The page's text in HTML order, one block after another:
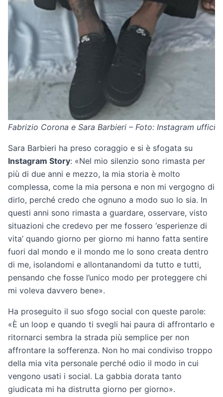
Fabrizio Corona e Sara Barbieri – Foto: Instagram
Sara Barbieri ha preso coraggio e si è sfogata su
Instagram Story: «Nel mio silenzio sono rimasta per
più di due anni e mezzo, la mia storia è molto
complessa, come la mia persona e non mi vergogno di
dirlo, perché credo che ognuno a modo suo lo sia. In
questi anni sono rimasta a guardare, osservare, visto
situazioni che credevo per me fossero ‘esperienze di
vita’ quando giorno per giorno mi hanno fatta sentire
fuori dal mondo e il mondo me lo sono creata dentro
di me, isolandomi e allontanandomi da tutto e tutti,
pensando che fosse l’unico modo per proteggere chi
mi voleva davvero bene».
Ha proseguito il suo sfogo social con queste parole:
«È un loop e quando ti svegli hai paura di affrontarlo e
ritornarci sembra la strada più semplice per non
affrontare la sofferenza. Non ho mai condiviso troppo
della mia vita personale perché odio il modo in cui
vengono usati i social. La gabbia dorata tanto
giudicata mi ha distrutta giorno per giorno».